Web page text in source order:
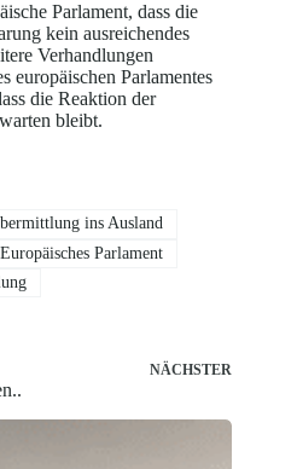
Parlament, dass die
kein ausreichendes
Verhandlungen
europäischen Parlamentes
die Reaktion der
bleibt.
ins Ausland
Parlament
NÄCHSTER